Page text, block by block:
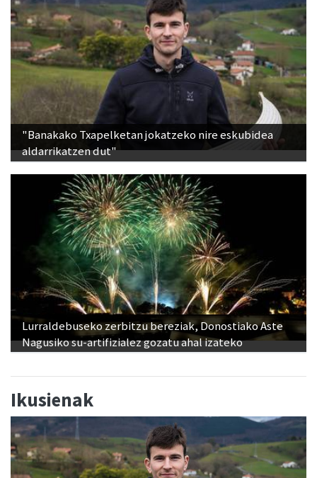
"Banakako Txapelketan jokatzeko nire eskubidea
aldarrikatzen dut"
Lurraldebuseko zerbitzu bereziak, Donostiako Aste
Nagusiko su-artifizialez gozatu ahal izateko
Ikusienak